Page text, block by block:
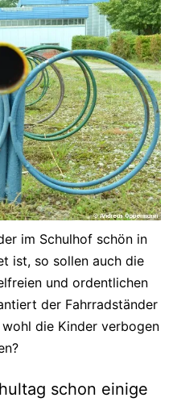
im Schulhof schön in
ist, so sollen auch die
und ordentlichen
der Fahrradständer
die Kinder verbogen
schon einige